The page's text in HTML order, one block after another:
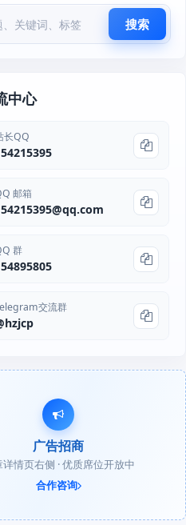
搜索
中心
长QQ
邮箱
群
交流群
广告招商
情页右侧 · 优质席位开放中
合作咨询